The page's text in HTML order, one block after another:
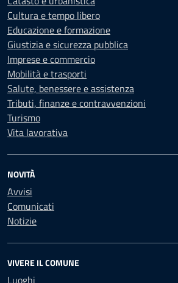
Cultura e tempo libero
Educazione e formazione
Giustizia e sicurezza pubblica
Imprese e commercio
Mobilità e trasporti
Salute, benessere e assistenza
Tributi, finanze e contravvenzioni
Turismo
Vita lavorativa
NOVITÀ
Avvisi
Comunicati
Notizie
VIVERE IL COMUNE
Luoghi